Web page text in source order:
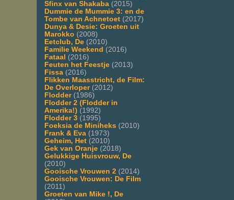
Sfinx van Shakaba (2015)
Dummie de Mummie 3: en de
Tombe van Achnetoet (2017)
Dunya & Desie: Groeten uit
Marokko (2008)
Eetclub, De (2010)
Familie Weekend (2016)
Fataal (2016)
Feuten het Feestje (2013)
Fissa (2016)
Flikken Maasstricht, de Film:
De Overloper(2012)
Flodder(1986)
Flodder 2 (Flodder in
Amerika!) (1992)
Flodder 3 (1995)
Foeksia de Miniheks (2010)
Frank & Eva (1973)
Geheim, Het (2010)
Gek van Oranje (2018)
Gelukkige Huisvrouw, De
(2010)
Gooische Vrouwen 2 (2014)
Gooische Vrouwen: De Film
(2011)
Groeten van Mike !, De